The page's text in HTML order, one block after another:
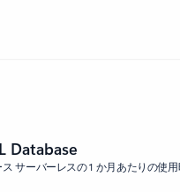
Database
サーバーレスの 1 か月あたりの使